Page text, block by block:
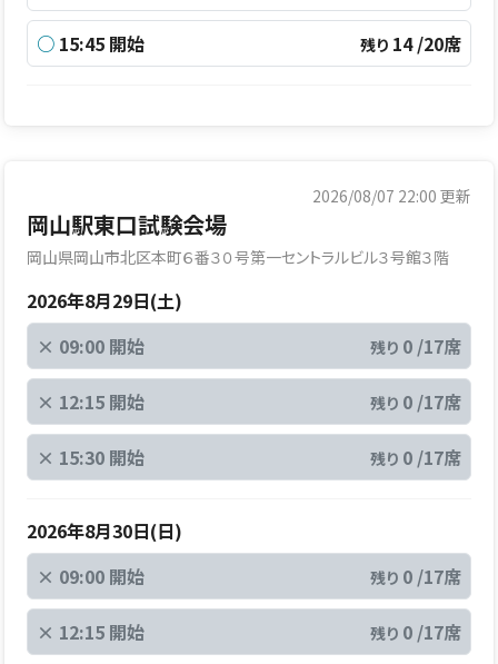
○ 15:45 開始 残り14 /20席
2026/08/07 22:00 更新
岡山駅東口試験会場
岡山県岡山市北区本町６番３０号第一セントラルビル３号館３階
2026年8月29日(土)
× 09:00 開始 残り0 /17席
× 12:15 開始 残り0 /17席
× 15:30 開始 残り0 /17席
2026年8月30日(日)
× 09:00 開始 残り0 /17席
× 12:15 開始 残り0 /17席